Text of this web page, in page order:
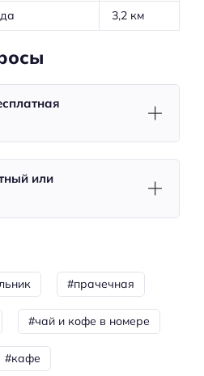
система скидок
3,2 км
или
#прачечная
#чай и кофе в номере
#кафе